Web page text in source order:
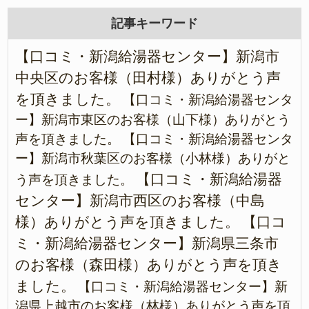
記事キーワード
【口コミ・新潟給湯器センター】新潟市
中央区のお客様（田村様）ありがとう声
を頂きました。
【口コミ・新潟給湯器センタ
ー】新潟市東区のお客様（山下様）ありがとう
声を頂きました。
【口コミ・新潟給湯器センタ
ー】新潟市秋葉区のお客様（小林様）ありがと
う声を頂きました。
【口コミ・新潟給湯器
センター】新潟市西区のお客様（中島
様）ありがとう声を頂きました。
【口コ
ミ・新潟給湯器センター】新潟県三条市
のお客様（森田様）ありがとう声を頂き
ました。
【口コミ・新潟給湯器センター】新